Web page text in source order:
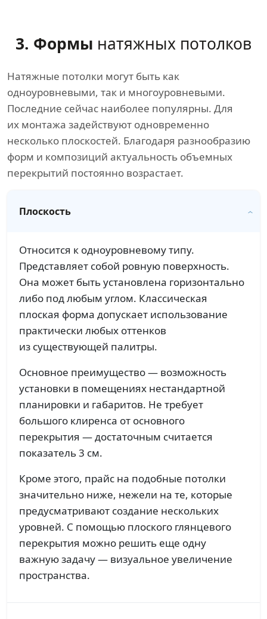
3. Формы натяжных потолков
Натяжные потолки могут быть как
одноуровневыми, так и многоуровневыми.
Последние сейчас наиболее популярны. Для
их монтажа задействуют одновременно
несколько плоскостей. Благодаря разнообразию
форм и композиций актуальность объемных
перекрытий постоянно возрастает.
Плоскость
Относится к одноуровневому типу.
Представляет собой ровную поверхность.
Она может быть установлена горизонтально
либо под любым углом. Классическая
плоская форма допускает использование
практически любых оттенков
из существующей палитры.
Основное преимущество — возможность
установки в помещениях нестандартной
планировки и габаритов. Не требует
большого клиренса от основного
перекрытия — достаточным считается
показатель 3 см.
Кроме этого, прайс на подобные потолки
значительно ниже, нежели на те, которые
предусматривают создание нескольких
уровней. С помощью плоского глянцевого
перекрытия можно решить еще одну
важную задачу — визуальное увеличение
пространства.